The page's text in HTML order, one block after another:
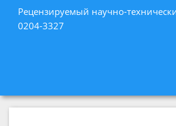
Рецензируемый научно-
0204-3327